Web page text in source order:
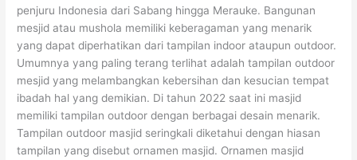
penjuru Indonesia dari Sabang hingga Merauke. Bangunan
mesjid atau mushola memiliki keberagaman yang menarik
yang dapat diperhatikan dari tampilan indoor ataupun outdoor.
Umumnya yang paling terang terlihat adalah tampilan outdoor
mesjid yang melambangkan kebersihan dan kesucian tempat
ibadah hal yang demikian. Di tahun 2022 saat ini masjid
memiliki tampilan outdoor dengan berbagai desain menarik.
Tampilan outdoor masjid seringkali diketahui dengan hiasan
tampilan yang disebut ornamen masjid. Ornamen masjid